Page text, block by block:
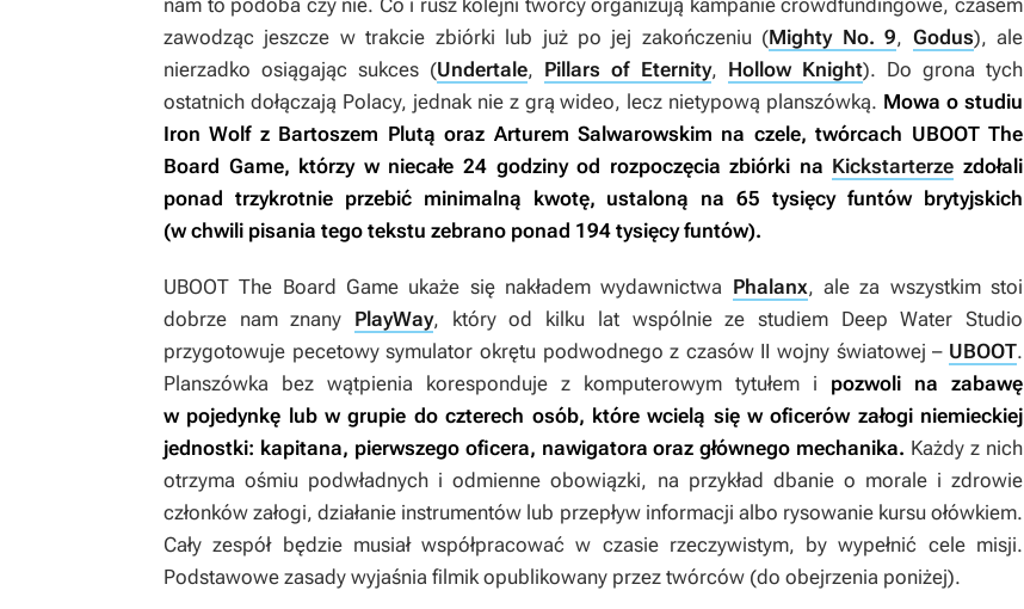
nam to podoba czy nie. Co i rusz kolejni twórcy organizują kampanie crowdfundingowe, czasem
zawodząc jeszcze w trakcie zbiórki lub już po jej zakończeniu (Mighty No. 9, Godus), ale
nierzadko osiągając sukces (Undertale, Pillars of Eternity, Hollow Knight). Do grona tych
ostatnich dołączają Polacy, jednak nie z grą wideo, lecz nietypową planszówką. Mowa o studiu
Iron Wolf z Bartoszem Plutą oraz Arturem Salwarowskim na czele, twórcach UBOOT The
Board Game, którzy w niecałe 24 godziny od rozpoczęcia zbiórki na Kickstarterze zdołali
ponad trzykrotnie przebić minimalną kwotę, ustaloną na 65 tysięcy funtów brytyjskich
(w chwili pisania tego tekstu zebrano ponad 194 tysięcy funtów).
UBOOT The Board Game ukaże się nakładem wydawnictwa Phalanx, ale za wszystkim stoi
dobrze nam znany PlayWay, który od kilku lat wspólnie ze studiem Deep Water Studio
przygotowuje pecetowy symulator okrętu podwodnego z czasów II wojny światowej – UBOOT.
Planszówka bez wątpienia koresponduje z komputerowym tytułem i pozwoli na zabawę
w pojedynkę lub w grupie do czterech osób, które wcielą się w oficerów załogi niemieckiej
jednostki: kapitana, pierwszego oficera, nawigatora oraz głównego mechanika. Każdy z nich
otrzyma ośmiu podwładnych i odmienne obowiązki, na przykład dbanie o morale i zdrowie
członków załogi, działanie instrumentów lub przepływ informacji albo rysowanie kursu ołówkiem.
Cały zespół będzie musiał współpracować w czasie rzeczywistym, by wypełnić cele misji.
Podstawowe zasady wyjaśnia filmik opublikowany przez twórców (do obejrzenia poniżej).